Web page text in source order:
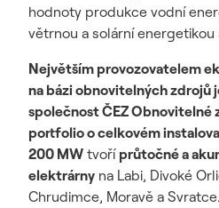
hodnoty produkce vodní
větrnou a solární energetikou
Největším provozovatelem
na bázi obnovitelných zdrojů
společnost ČEZ Obnovitelné
portfolio o celkovém
200 MW tvoří průtočné a
elektrárny na Labi, Divoké
Chrudimce, Moravě a